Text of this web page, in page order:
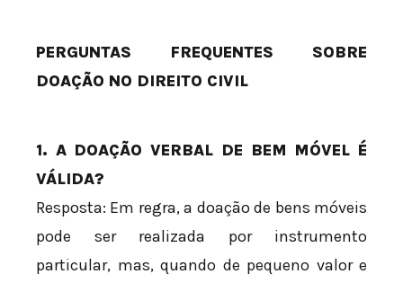
PERGUNTAS FREQUENTES SOBRE
DOAÇÃO NO DIREITO CIVIL
1. A DOAÇÃO VERBAL DE BEM MÓVEL É
VÁLIDA?
Resposta: Em regra, a doação de bens móveis
pode ser realizada por instrumento
particular, mas, quando de pequeno valor e